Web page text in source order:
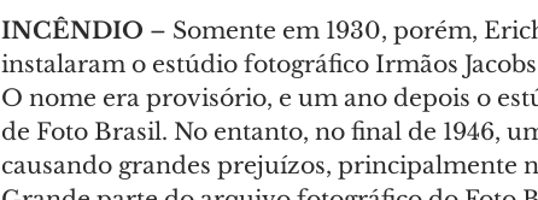
INCÊNDIO – Somente em 1930, porém,
instalaram o estúdio fotográfico Irmãos
O nome era provisório, e um ano depois o
de Foto Brasil. No entanto, no final de 1946,
causando grandes prejuízos, principalmente